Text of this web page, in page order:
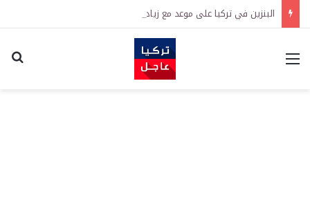
البنزين في تركيا على موعد مع زيادة جديدة.. كم سترتفع الأسعار؟
القائمة